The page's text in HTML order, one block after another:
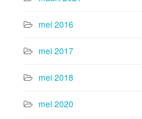
mei 2016
mei 2017
mei 2018
mei 2020